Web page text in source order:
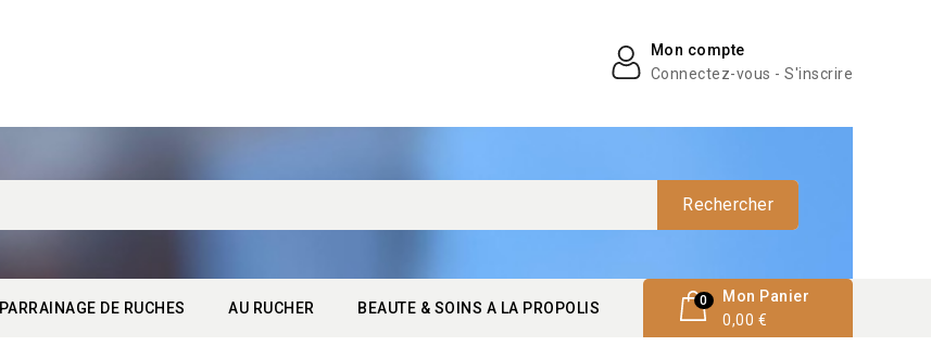
Mon compte
Connectez-vous - S'inscrire
Rechercher
PARRAINAGE DE RUCHES AU RUCHER BEAUTE & SOINS A LA PROPOLIS
Mon Panier
0
0,00 €